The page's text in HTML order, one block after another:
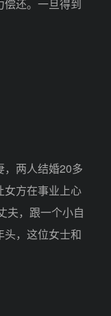
还。一旦得到
两人结婚20多
女方在事业上心
夫，跟一个小自
，这位女士和